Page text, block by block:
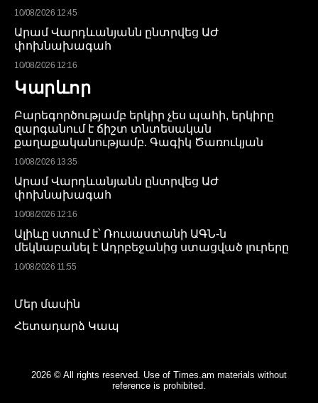
10/08/2026 12:45
Արամ Վարդևանյանն ընտրվեց ԱԺ
փոխնախագահ
10/08/2026 12:16
Կարևոր
Բարեգործությամբ երկիր չես պահի, երկիրը
զարգանում է ճիշտ տնտեսական
քաղաքականությամբ. Գագիկ Ծառուկյան
10/08/2026 13:35
Արամ Վարդևանյանն ընտրվեց ԱԺ
փոխնախագահ
10/08/2026 12:16
Ալիևը ստում է՝ Ռուսաստանի ԱԳՆ-ն
մեկնաբանել է Ադրբեջանից ստացված լուրերը
10/08/2026 11:55
Մեր մասին
Հետադարձ Կապ
2026 © All rights reserved. Use of Times.am materials without
reference is prohibited.